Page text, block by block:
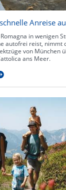
Anreise
in wenigen
autofrei reist, nimmt
von München
ans Meer.